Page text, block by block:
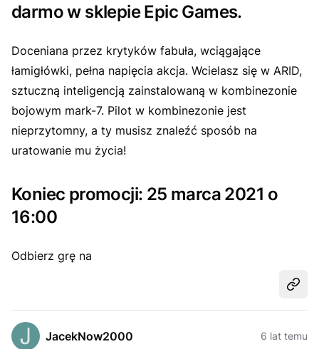
darmo w sklepie Epic Games.
Doceniana przez krytyków fabuła, wciągające
łamigłówki, pełna napięcia akcja. Wcielasz się w ARID,
sztuczną inteligencją zainstalowaną w kombinezonie
bojowym mark-7. Pilot w kombinezonie jest
nieprzytomny, a ty musisz znaleźć sposób na
uratowanie mu życia!
Koniec promocji: 25 marca 2021 o
16:00
Odbierz grę na
JacekNow2000 6 lat temu